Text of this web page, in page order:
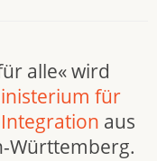
alle« wird
für
aus
Württemberg.